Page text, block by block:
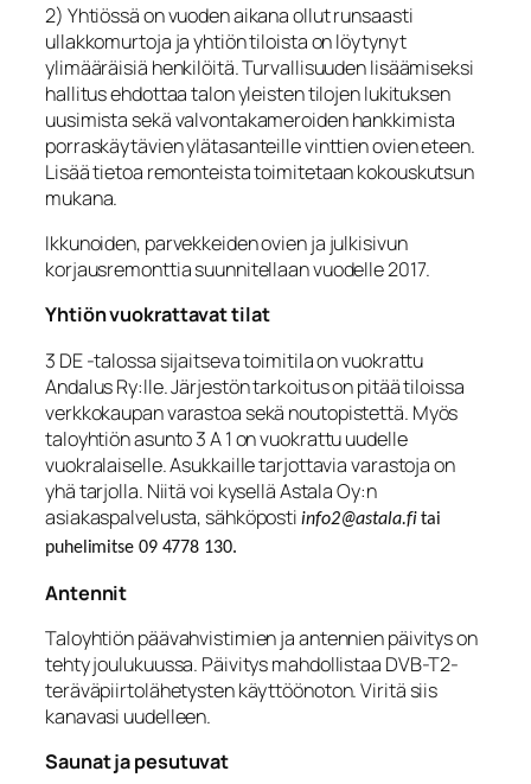
2) Yhtiössä on vuoden aikana ollut runsaasti
ullakkomurtoja ja yhtiön tiloista on löytynyt
ylimääräisiä henkilöitä. Turvallisuuden lisäämiseksi
hallitus ehdottaa talon yleisten tilojen lukituksen
uusimista sekä valvontakameroiden hankkimista
porraskäytävien ylätasanteille vinttien ovien eteen.
Lisää tietoa remonteista toimitetaan kokouskutsun
mukana.
Ikkunoiden, parvekkeiden ovien ja julkisivun
korjausremonttia suunnitellaan vuodelle 2017.
Yhtiön vuokrattavat tilat
3 DE -talossa sijaitseva toimitila on vuokrattu
Andalus Ry:lle. Järjestön tarkoitus on pitää tiloissa
verkkokaupan varastoa sekä noutopistettä. Myös
taloyhtiön asunto 3 A 1 on vuokrattu uudelle
vuokralaiselle. Asukkaille tarjottavia varastoja on
yhä tarjolla. Niitä voi kysellä Astala Oy:n
asiakaspalvelusta, sähköposti info2@astala.fi tai
puhelimitse 09 4778 130.
Antennit
Taloyhtiön päävahvistimien ja antennien päivitys on
tehty joulukuussa. Päivitys mahdollistaa DVB-T2-
teräväpiirtolähetysten käyttöönoton. Viritä siis
kanavasi uudelleen.
Saunat ja pesutuvat